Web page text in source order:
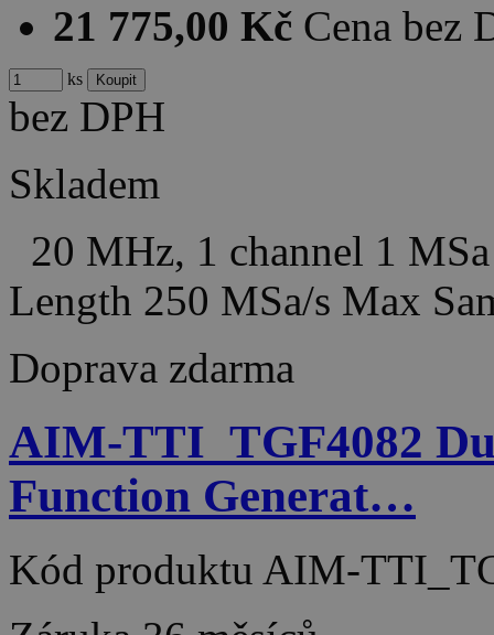
21 775,00 Kč Cena bez
ks
bez DPH
Skladem
20 MHz, 1 channel 1
Length 250 MSa/s Max
Doprava zdarma
AIM-TTI_TGF4082
Function Generat…
Kód produktu AIM-